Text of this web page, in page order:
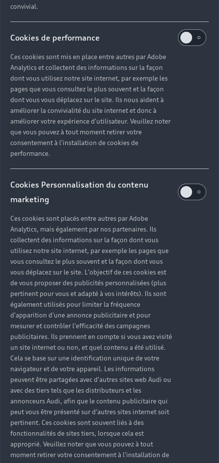
en atelier
Prendre rendez-vous
Nouvelle Audi A3 Sportback
Découvrir
Réserver un essai
convivial.
Cookies de performance
Ces cookies sont mis en place entre autres par Adobe
Analytics et collectent des informations sur la façon
dont vous utilisez notre site internet, par exemple les
pages que vous consultez le plus souvent et la façon
dont vous vous déplacez sur le site. Ils nous aident à
améliorer la convivialité du site internet et donc à
améliorer votre expérience d'utilisateur. Veuillez noter
que vous pouvez à tout moment retirer votre
consentement à l'installation de cookies de
performance.
Cookies Personnalisation du contenu
marketing
Ces cookies sont placés entre autres par Adobe
Analytics, mais également par nos partenaires. Ils
collectent des informations sur la façon dont vous
utilisez notre site internet, par exemple les pages que
vous consultez le plus souvent et la façon dont vous
vous déplacez sur le site. L'objectif de ces cookies est
de vous proposer des publicités personnalisées (plus
pertinent pour vous et adapté à vos intérêts). Ils sont
également utilisés pour limiter la fréquence
d'apparition d'une annonce publicitaire et pour
mesurer et contrôler l'efficacité des campagnes
publicitaires. Ils prennent en compte si vous avez visité
un site internet ou non, et quel contenu a été utilisé.
Cela se base sur une identification unique de votre
navigateur et de votre appareil. Les informations
peuvent être partagées avec d'autres sites web Audi ou
avec des tiers tels que les distributeurs et les
annonceurs Audi, afin que le contenu publicitaire qui
peut vous être présenté sur d'autres sites internet soit
pertinent. Ces cookies sont souvent liés à des
fonctionnalités de sites tiers, lorsque cela est
approprié. Veuillez noter que vous pouvez à tout
moment retirer votre consentement à l'installation de